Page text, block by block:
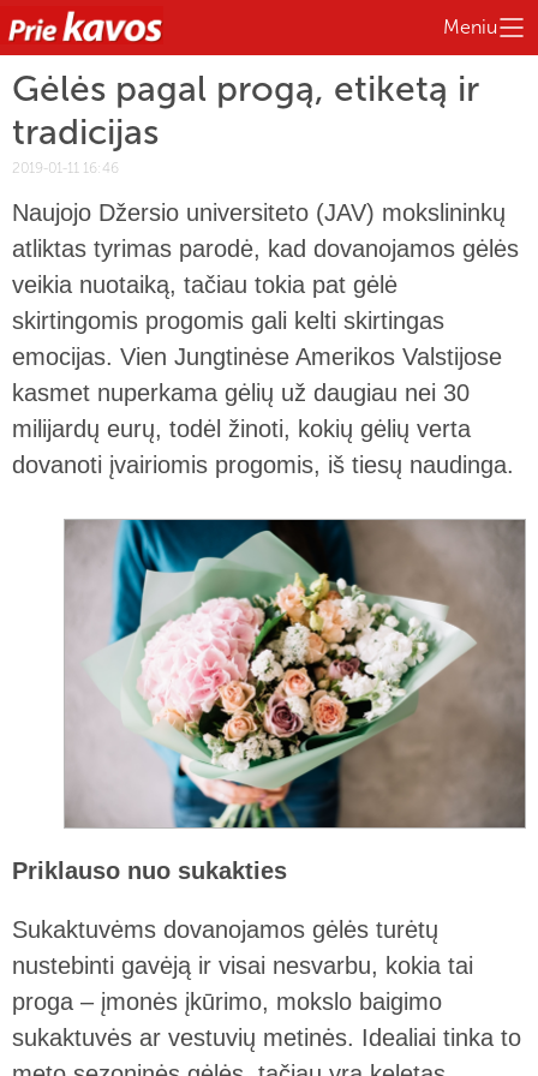
Meniu
Gėlės pagal progą, etiketą ir
tradicijas
2019-01-11 16:46
Naujojo Džersio universiteto (JAV) mokslininkų
atliktas tyrimas parodė, kad dovanojamos gėlės
veikia nuotaiką, tačiau tokia pat gėlė
skirtingomis progomis gali kelti skirtingas
emocijas. Vien Jungtinėse Amerikos Valstijose
kasmet nuperkama gėlių už daugiau nei 30
milijardų eurų, todėl žinoti, kokių gėlių verta
dovanoti įvairiomis progomis, iš tiesų naudinga.
Priklauso nuo sukakties
Sukaktuvėms dovanojamos gėlės turėtų
nustebinti gavėją ir visai nesvarbu, kokia tai
proga – įmonės įkūrimo, mokslo baigimo
sukaktuvės ar vestuvių metinės. Idealiai tinka to